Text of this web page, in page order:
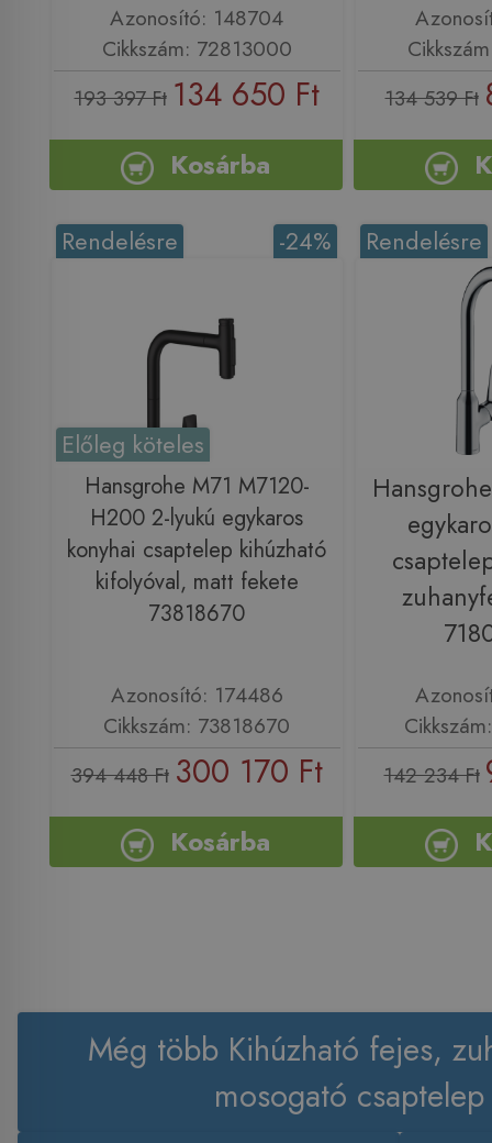
Azonosító: 148704
Cikkszám: 72813000
193 397 Ft 134 650 Ft
Kosárba
134 539 Ft
-24%
Rendelésre
Előleg köteles
Hansgrohe M71 M7120-
H200 2-lyukú egykaros
konyhai csaptelep kihúzható
kifolyóval, matt fekete
73818670
Azonosító: 174486
Cikkszám: 73818670
394 448 Ft 300 170 Ft
Kosárba
Rendelésre
142 234 Ft
Még több Kihúzható fejes,
mosogató csaptelep